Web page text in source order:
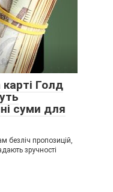
карті Голд
суми для
безліч пропозицій,
зручності